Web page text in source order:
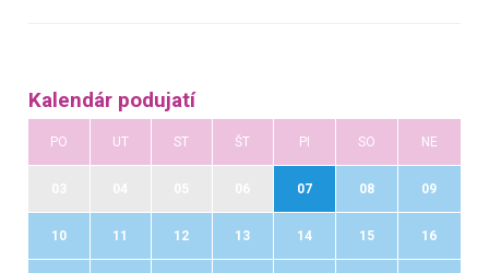
Kalendár podujatí
PO UT ST ŠT PI SO NE
07 08 09
10 11 12 13 14 15 16